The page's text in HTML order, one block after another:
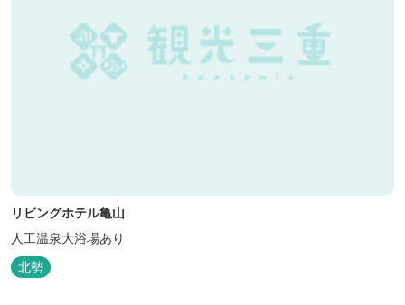
リビングホテル亀山
人工温泉大浴場あり
北勢